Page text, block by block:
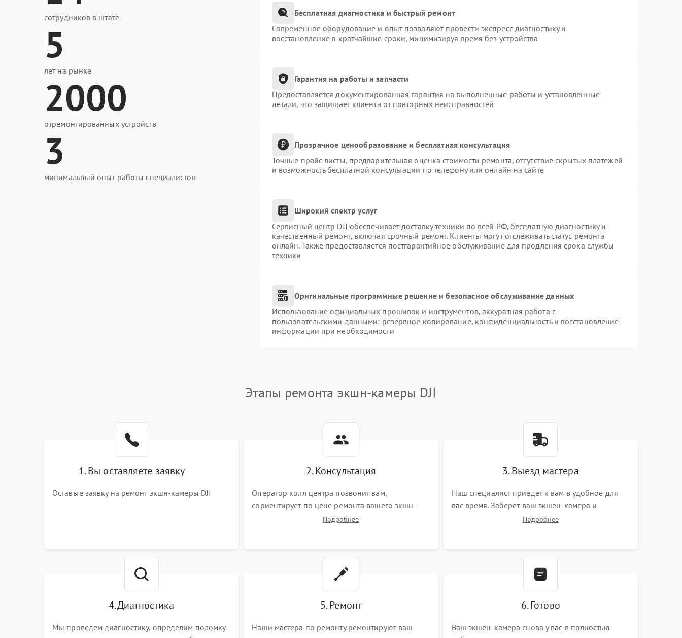
сотрудников в штате
5
лет на рынке
2000
отремонтированных устройств
3
минимальный опыт работы специалистов
Бесплатная диагностика и быстрый ремонт
Современное оборудование и опыт позволяют провести экспресс-диагностику и
восстановление в кратчайшие сроки, минимизируя время без устройства
Гарантия на работы и запчасти
Предоставляется документированная гарантия на выполненные работы и установленные
детали, что защищает клиента от повторных неисправностей
Прозрачное ценообразование и бесплатная консультация
Точные прайс-листы, предварительная оценка стоимости ремонта, отсутствие скрытых платежей
и возможность бесплатной консультации по телефону или онлайн на сайте
Широкий спектр услуг
Сервисный центр DJI обеспечивает доставку техники по всей РФ, бесплатную диагностику и
качественный ремонт, включая срочный ремонт. Клиенты могут отслеживать статус ремонта
онлайн. Также предоставляется постгарантийное обслуживание для продления срока службы
техники
Оригинальные программные решение и безопасное обслуживание данных
Использование официальных прошивок и инструментов, аккуратная работа с
пользовательскими данными: резервное копирование, конфиденциальность и восстановление
информации при необходимости
Этапы ремонта экшн-камеры DJI
1. Вы оставляете заявку
Оставьте заявку на ремонт экшн-камеры DJI
2. Консультация
Оператор колл центра позвонит вам,
сориентирует по цене ремонта вашего экшн-
камеры а также ответит на все ваши вопросы.
Подробнее
3. Выезд мастера
Наш специалист приедет к вам в удобное для
вас время. Заберет ваш экшен-камера и
привезет на склад для диагностики.
Подробнее
4. Диагностика
Мы проведем диагностику, определим поломку
5. Ремонт
Наши мастера по ремонту ремонтируют ваш
6. Готово
Ваш экшен-камера снова у вас в полностью